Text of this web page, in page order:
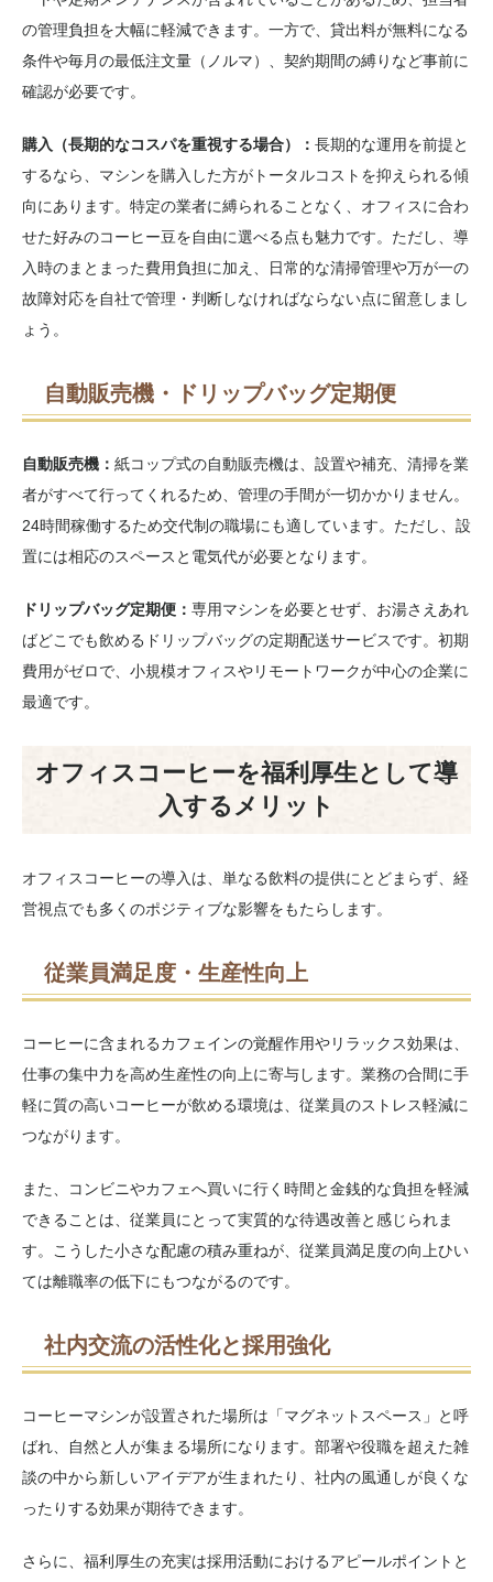
の管理負担を大幅に軽減できます。一方で、貸出料が無料になる
条件や毎月の最低注文量（ノルマ）、契約期間の縛りなど事前に
確認が必要です。
購入（長期的なコスパを重視する場合）： 長期的な運用を前提と
するなら、マシンを購入した方がトータルコストを抑えられる傾
向にあります。特定の業者に縛られることなく、オフィスに合わ
せた好みのコーヒー豆を自由に選べる点も魅力です。ただし、導
入時のまとまった費用負担に加え、日常的な清掃管理や万が一の
故障対応を自社で管理・判断しなければならない点に留意しまし
ょう。
自動販売機・ドリップバッグ定期便
自動販売機： 紙コップ式の自動販売機は、設置や補充、清掃を業
者がすべて行ってくれるため、管理の手間が一切かかりません。
24時間稼働するため交代制の職場にも適しています。ただし、設
置には相応のスペースと電気代が必要となります。
ドリップバッグ定期便： 専用マシンを必要とせず、お湯さえあれ
ばどこでも飲めるドリップバッグの定期配送サービスです。初期
費用がゼロで、小規模オフィスやリモートワークが中心の企業に
最適です。
オフィスコーヒーを福利厚生として導
入するメリット
オフィスコーヒーの導入は、単なる飲料の提供にとどまらず、経
営視点でも多くのポジティブな影響をもたらします。
従業員満足度・生産性向上
コーヒーに含まれるカフェインの覚醒作用やリラックス効果は、
仕事の集中力を高め生産性の向上に寄与します。業務の合間に手
軽に質の高いコーヒーが飲める環境は、従業員のストレス軽減に
つながります。
また、コンビニやカフェへ買いに行く時間と金銭的な負担を軽減
できることは、従業員にとって実質的な待遇改善と感じられま
す。こうした小さな配慮の積み重ねが、従業員満足度の向上ひい
ては離職率の低下にもつながるのです。
社内交流の活性化と採用強化
コーヒーマシンが設置された場所は「マグネットスペース」と呼
ばれ、自然と人が集まる場所になります。部署や役職を超えた雑
談の中から新しいアイデアが生まれたり、社内の風通しが良くな
ったりする効果が期待できます。
さらに、福利厚生の充実は採用活動におけるアピールポイントと